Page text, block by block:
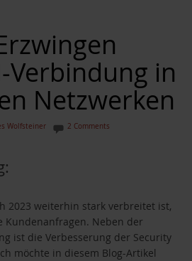
Verbindung in
Netzwerken
Wolfsteiner 2 Comments
2023 weiterhin stark verbreitet ist,
Kundenanfragen. Neben der
ist die Verbesserung der Security
möchte in diesem Blog-Artikel